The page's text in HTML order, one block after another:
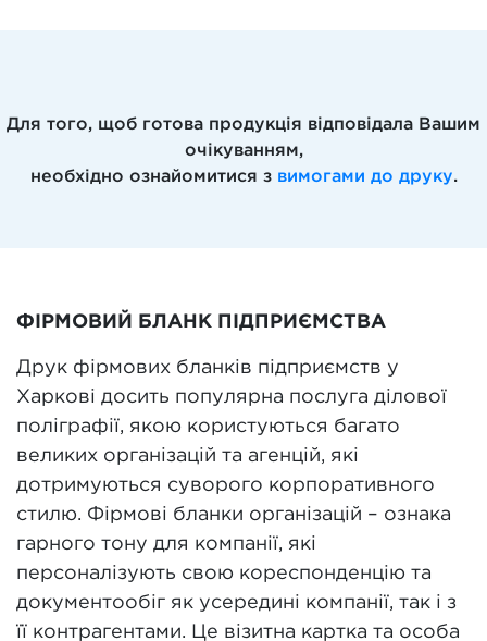
Для того, щоб готова продукція відповідала Вашим
очікуванням,
необхідно ознайомитися з вимогами до друку.
ФІРМОВИЙ БЛАНК ПІДПРИЄМСТВА
Друк фірмових бланків підприємств у
Харкові досить популярна послуга ділової
поліграфії, якою користуються багато
великих організацій та агенцій, які
дотримуються суворого корпоративного
стилю. Фірмові бланки організацій – ознака
гарного тону для компанії, які
персоналізують свою кореспонденцію та
документообіг як усередині компанії, так і з
її контрагентами. Це візитна картка та особа